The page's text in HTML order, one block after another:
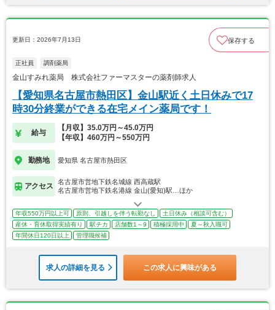
更新日：2026年7月13日 保存する
正社員 調剤薬局
金山すみれ薬局 株式会社ファーマスターの薬剤師求人
【愛知県名古屋市熱田区】金山駅近く土日休みで17
時30分終業ができる在宅メイン薬局です！
給与
【月収】35.0万円～45.0万円
【年収】460万円～550万円
勤務地 愛知県 名古屋市熱田区
アクセス
名古屋市営地下鉄名城線 西高蔵駅
名古屋市営地下鉄名港線 金山(愛知)駅…ほか
年収550万円以上可 原則、引越しを伴う転勤なし
土日休み（相談可含む）
産休・育休取得実績有り
駅チカ 店舗数1～9 積極採用中
夏～秋入職可
年間休日120日以上
管理職候補
求人の詳細を見る この求人に興味がある